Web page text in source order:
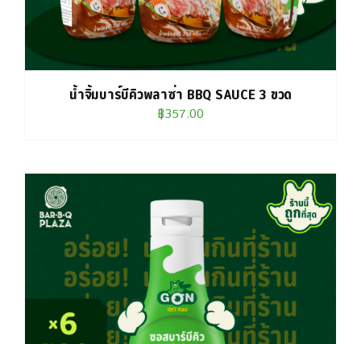
น้ำจิ้มบาร์บีคิวพลาซ่า BBQ SAUCE 3 ขวด
฿357.00